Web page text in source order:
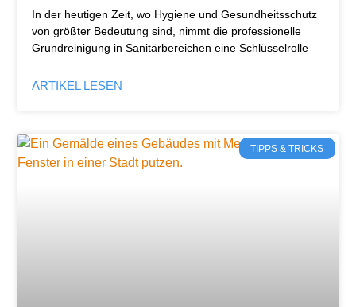
In der heutigen Zeit, wo Hygiene und Gesundheitsschutz
von größter Bedeutung sind, nimmt die professionelle
Grundreinigung in Sanitärbereichen eine Schlüsselrolle
ARTIKEL LESEN
TIPPS & TRICKS